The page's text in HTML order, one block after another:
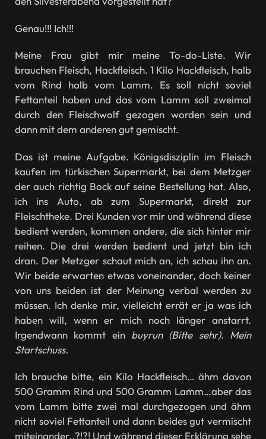
Genau!!! Ich!!!
Meine Frau gibt mir meine To-do-Liste. Wir
brauchen Fleisch, Hackfleisch. 1 Kilo Hackfleisch, halb
vom Rind halb vom Lamm. Es soll nicht soviel
Fettanteil haben und das vom Lamm soll zweimal
durch den Fleischwolf gezogen worden sein und
dann mit dem anderen gut gemischt.
Das ist meine Aufgabe. Königsdisziplin im Fleisch
kaufen im türkischen Supermarkt, bei dem Metzger
der auch richtig Bock auf seine Bestellung hat. Also,
ich ins Auto, ab zum Supermarkt, direkt zur
Fleischtheke. Drei Kunden vor mir und während diese
bedient werden, kommen andere, die sich hinter mir
reihen. Die drei werden bedient und jetzt bin ich
dran. Der Metzger schaut mich an, ich schau ihn an.
Wir beide erwarten etwas voneinander, doch keiner
von uns beiden ist der Meinung verbal werden zu
müssen. Ich denke mir, vielleicht errät er ja was ich
haben will, wenn er mich noch länger anstarrt.
Irgendwann kommt ein buyrun (Bitte sehr). Mein
Startschuss.
Ich brauche bitte, ein Kilo Hackfleisch… ähm davon
500 Gramm Rind und 500 Gramm Lamm…aber das
vom Lamm bitte zwei mal durchgezogen und ähm
nicht soviel Fettanteil und dann beides gut vermischt
miteinander..?!?! Und während dieser Erklärung sehe